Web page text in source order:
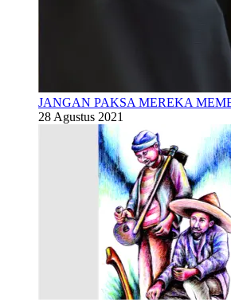
JANGAN PAKSA MEREKA
28 Agustus 2021